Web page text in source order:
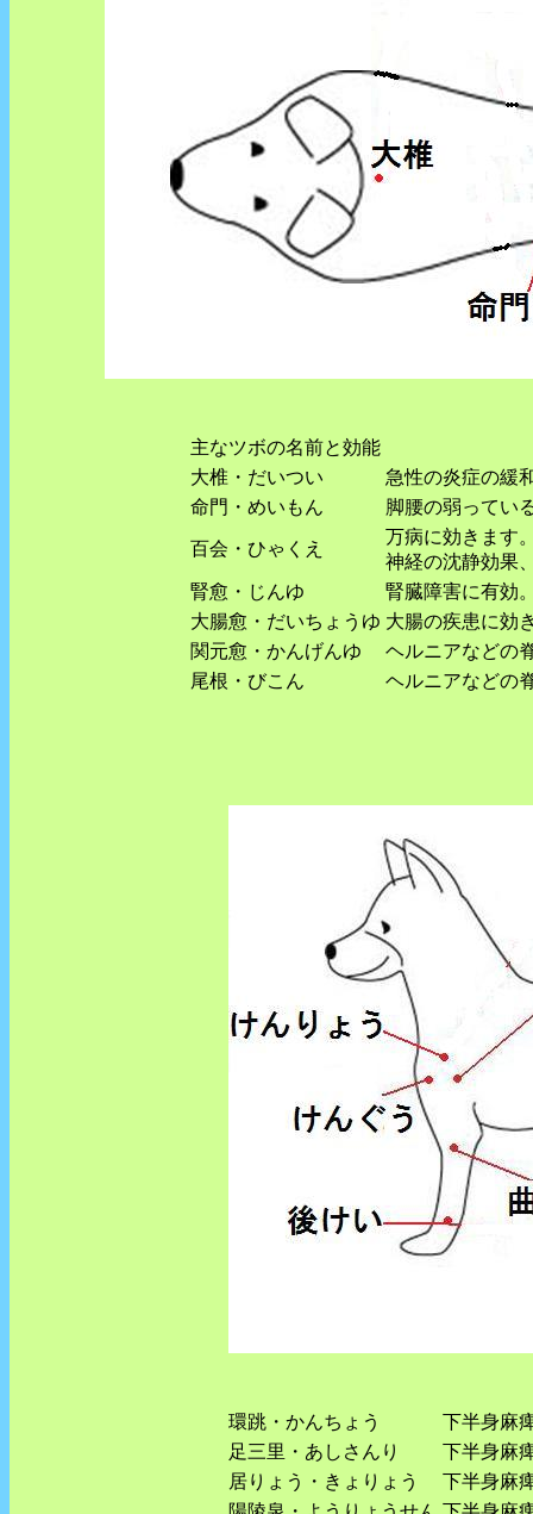
主なツボの名前と効能
大椎・だいつい
急性の炎症の緩
命門・めいもん
脚腰の弱ってい
百会・ひゃくえ
万病に効きます
神経の沈静効果
腎愈・じんゆ
腎臓障害に有効
大腸愈・だいちょうゆ 大腸の疾患に効
関元愈・かんげんゆ
ヘルニアなどの
尾根・びこん
ヘルニアなどの
環跳・かんちょう
下半身麻
足三里・あしさんり
下半身麻
居りょう・きょりょう
下半身麻